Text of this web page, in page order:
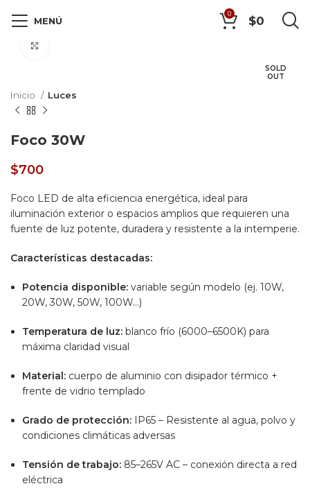
MENÚ
0 $0
SOLD
OUT
Inicio Luces
Foco 30W
$700
Foco LED de alta eficiencia energética, ideal para
iluminación exterior o espacios amplios que requieren una
fuente de luz potente, duradera y resistente a la intemperie.
Características destacadas:
Potencia disponible: variable según modelo (ej. 10W,
20W, 30W, 50W, 100W…)
Temperatura de luz: blanco frío (6000–6500K) para
máxima claridad visual
Material: cuerpo de aluminio con disipador térmico +
frente de vidrio templado
Grado de protección: IP65 – Resistente al agua, polvo y
condiciones climáticas adversas
Tensión de trabajo: 85–265V AC – conexión directa a red
eléctrica